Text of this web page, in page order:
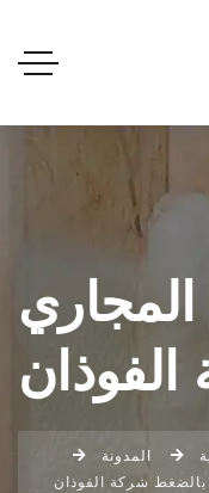
المدونة
شركة الفوذان